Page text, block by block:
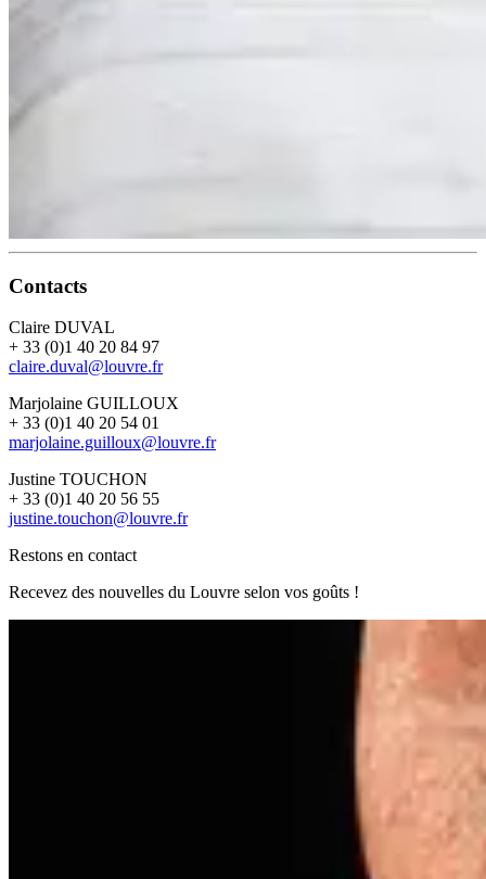
Contacts
Claire DUVAL
+ 33 (0)1 40 20 84 97
claire.duval@louvre.fr
Marjolaine GUILLOUX
+ 33 (0)1 40 20 54 01
marjolaine.guilloux@louvre.fr
Justine TOUCHON
+ 33 (0)1 40 20 56 55
justine.touchon@louvre.fr
Restons en contact
Recevez des nouvelles du Louvre selon vos goûts !